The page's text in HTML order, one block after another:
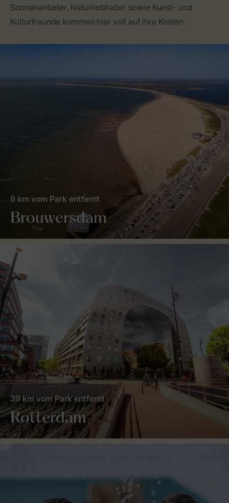
Sonnenanbeter, Naturliebhaber sowie Kunst- und
Kulturfreunde kommen hier voll auf ihre Kosten.
Brouwersdam
9 km vom Park entfernt
Rotterdam
39 km vom Park entfernt